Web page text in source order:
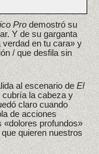
Prodemostró su
Y de su garganta
en tu cara» y
/ que desfila sin
al escenario deEl
la cabeza y
claro cuando
de acciones
«dolores profundos»
quieren nuestros